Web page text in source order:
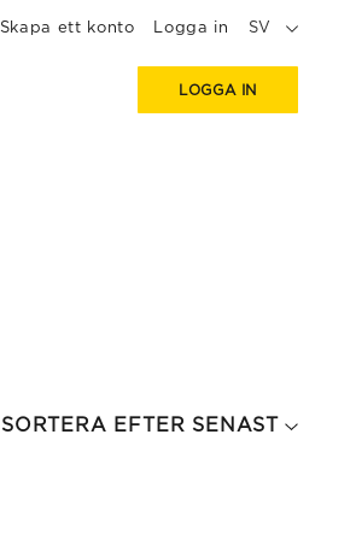
Skapa ett konto Logga in SV
LOGGA IN